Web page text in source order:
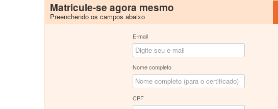
Matricule-se agora mesmo
Preenchendo os campos abaixo
E-mail
Nome completo
CPF